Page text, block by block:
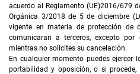
acuerdo al Reglamento (UE)2016/679
Orgánica 3/2018 de 5 de diciembre
vigente en materia de protección de
comunicaran a terceros, excepto
mientras no solicites su cancelación.
En cualquier momento puedes ejercer
portabilidad y oposición, o si